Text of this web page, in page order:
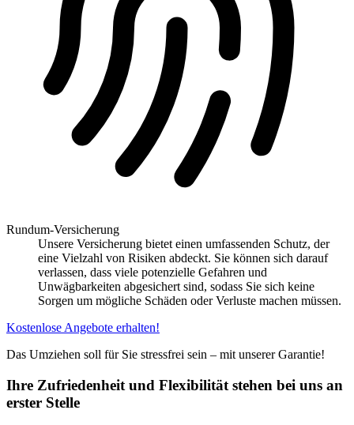
Rundum-Versicherung
Unsere Versicherung bietet einen umfassenden Schutz, der
eine Vielzahl von Risiken abdeckt. Sie können sich darauf
verlassen, dass viele potenzielle Gefahren und
Unwägbarkeiten abgesichert sind, sodass Sie sich keine
Sorgen um mögliche Schäden oder Verluste machen müssen.
Kostenlose Angebote erhalten!
Das Umziehen soll für Sie stressfrei sein – mit unserer Garantie!
Ihre Zufriedenheit und Flexibilität stehen bei uns an
erster Stelle